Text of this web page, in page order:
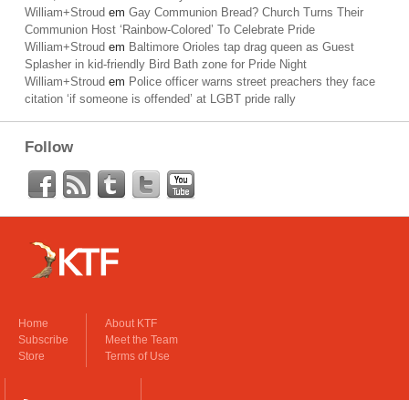
William+Stroud em Gay Communion Bread? Church Turns Their
Communion Host ‘Rainbow-Colored’ To Celebrate Pride
William+Stroud em Baltimore Orioles tap drag queen as Guest
Splasher in kid-friendly Bird Bath zone for Pride Night
William+Stroud em Police officer warns street preachers they face
citation ‘if someone is offended’ at LGBT pride rally
Follow
Home
Subscribe
Store
About KTF
Meet the Team
Terms of Use